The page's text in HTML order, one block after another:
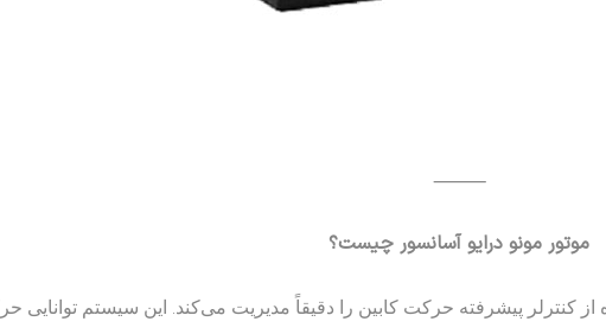
⸻
موتور مونو درایو آسانسور چیست؟
از کنترلر پیشرفته حرکت کابین را دقیقاً مدیریت می‌کند. این سیستم توانایی